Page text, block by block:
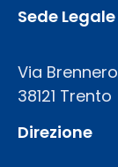
Sede Legale
Via
38121 Trento
Direzione